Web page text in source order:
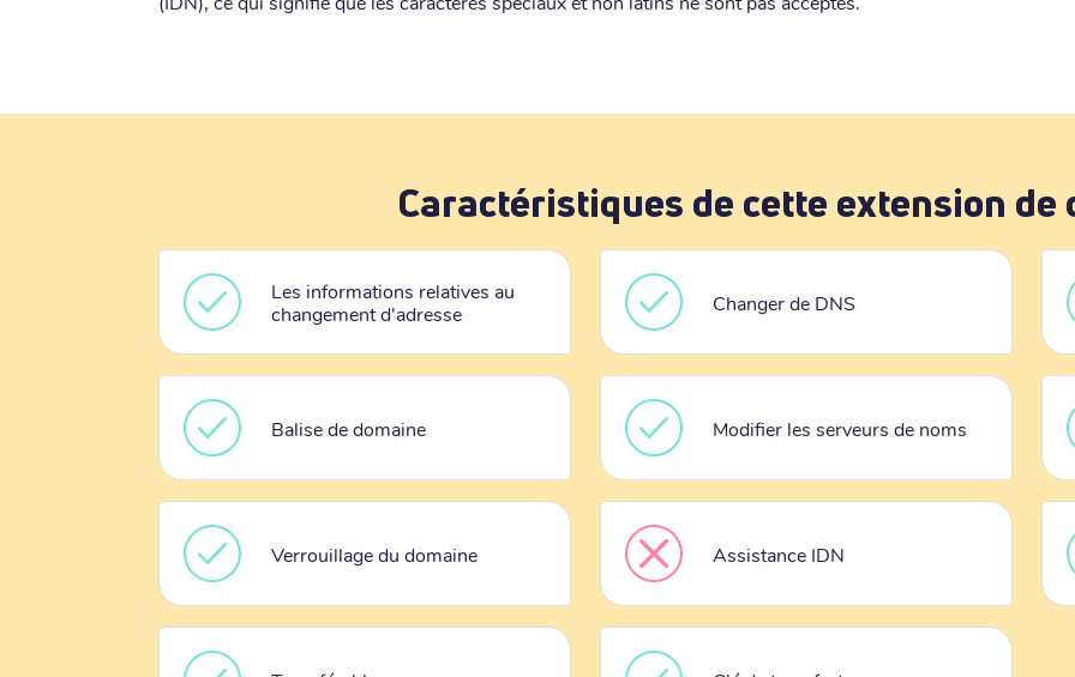
Caractéristiques de cette extension de
Les informations relatives au
changement d'adresse
Changer de DNS
Balise de domaine Modifier les serveurs de noms
Verrouillage du domaine Assistance IDN